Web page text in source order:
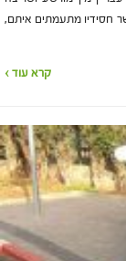
חסידיו מתעמתים איתם,
קרא עוד ›